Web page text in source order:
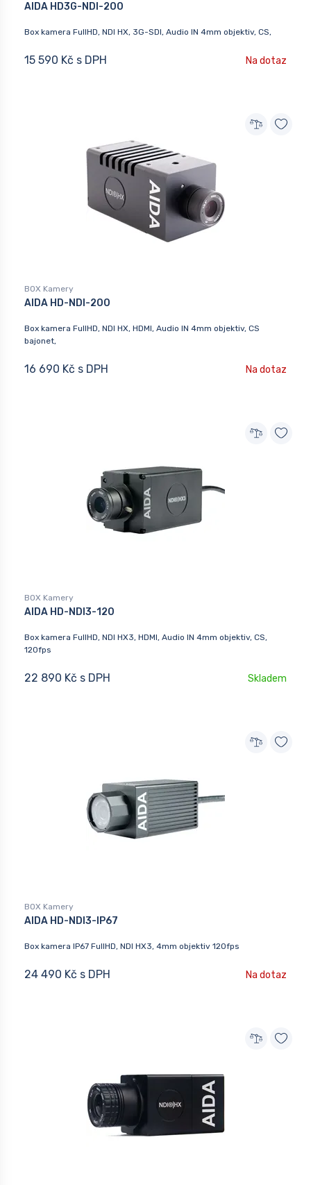
AIDA HD3G-NDI-200
Box kamera FullHD, NDI HX, 3G-SDI, Audio IN 4mm objektiv, CS,
15 590 Kč s DPH Na dotaz
BOX Kamery
AIDA HD-NDI-200
Box kamera FullHD, NDI HX, HDMI, Audio IN 4mm objektiv, CS
bajonet,
16 690 Kč s DPH Na dotaz
BOX Kamery
AIDA HD-NDI3-120
Box kamera FullHD, NDI HX3, HDMI, Audio IN 4mm objektiv, CS,
120fps
22 890 Kč s DPH Skladem
BOX Kamery
AIDA HD-NDI3-IP67
Box kamera IP67 FullHD, NDI HX3, 4mm objektiv 120fps
24 490 Kč s DPH Na dotaz